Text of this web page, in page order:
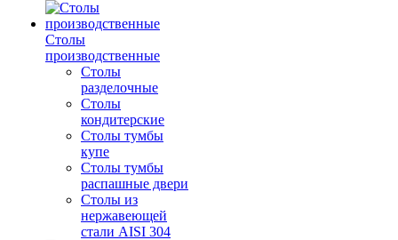
Столы
производственные
Столы
разделочные
Столы
кондитерские
Столы тумбы
купе
Столы тумбы
распашные двери
Столы из
нержавеющей
стали AISI 304